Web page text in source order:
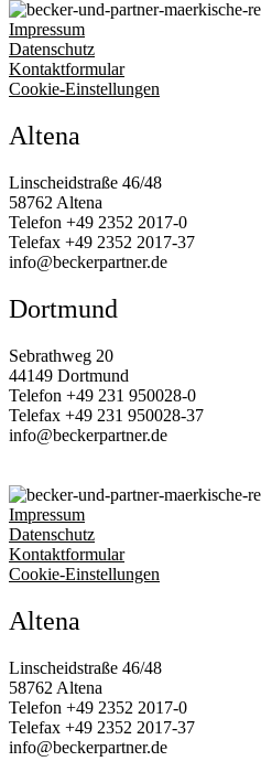
Impressum
Datenschutz
Kontaktformular
Cookie-Einstellungen
Altena
Linscheidstraße 46/48
58762 Altena
Telefon +49 2352 2017‑0
Telefax +49 2352 2017‑37
info@beckerpartner.de
Dortmund
Sebrathweg 20
44149 Dortmund
Telefon +49 231 950028‑0
Telefax +49 231 950028‑37
info@beckerpartner.de
Impressum
Datenschutz
Kontaktformular
Cookie-Einstellungen
Altena
Linscheidstraße 46/48
58762 Altena
Telefon +49 2352 2017‑0
Telefax +49 2352 2017‑37
info@beckerpartner.de